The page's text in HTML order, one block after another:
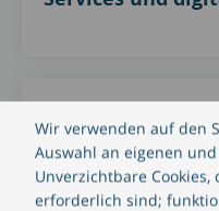
Wir verwenden auf den
Auswahl an eigenen
Unverzichtbare
erforderlich sind;